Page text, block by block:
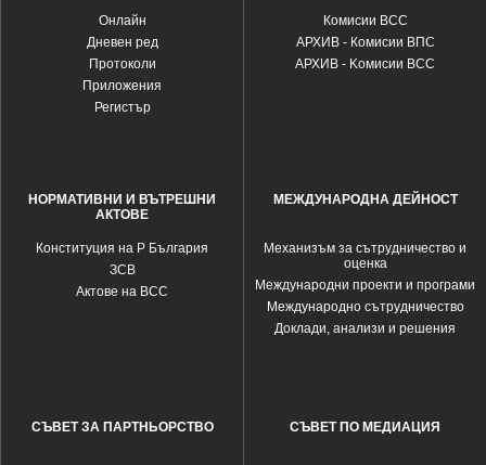
Oнлайн
Дневен ред
Протоколи
Приложения
Регистър
Комисии ВСС
АРХИВ - Комисии ВПС
АРХИВ - Kомисии ВСС
НОРМАТИВНИ И ВЪТРЕШНИ
АКТОВЕ
Конституция на Р България
ЗСВ
Актове на ВСС
МЕЖДУНАРОДНА ДЕЙНОСТ
Механизъм за сътрудничество и
оценка
Международни проекти и програми
Международно сътрудничество
Доклади, анализи и решения
СЪВЕТ ЗА ПАРТНЬОРСТВО СЪВЕТ ПО МЕДИАЦИЯ